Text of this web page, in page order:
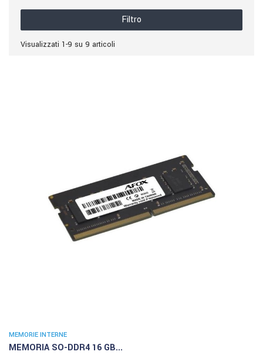
Filtro
Visualizzati 1-9 su 9 articoli
MEMORIE INTERNE
MEMORIA SO-DDR4 16 GB...